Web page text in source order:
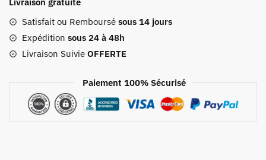
Dos
Ordinateur
14
Pouces
Satisfait ou Remboursé sous 14 jours
Expédition sous 24 à 48h
Livraison Suivie OFFERTE
Paiement 100% Sécurisé